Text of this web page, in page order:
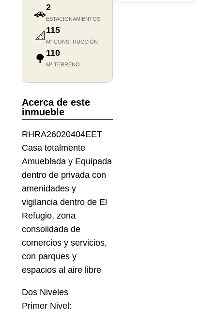
🚗2
ESTACIONAMIENTOS
📐 115
M² CONSTRUCCIÓN
🌳 110
M² TERRENO
Acerca de este
inmueble
RHRA26020404EET
Casa totalmente
Amueblada y Equipada
dentro de privada con
amenidades y
vigilancia dentro de El
Refugio, zona
consolidada de
comercios y servicios,
con parques y
espacios al aire libre
Dos Niveles
Primer Nivel: